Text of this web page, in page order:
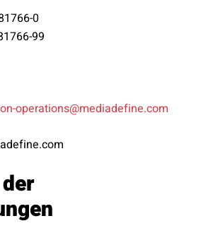
0
99
operations@mediadefine.com